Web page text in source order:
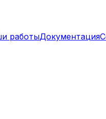
работыДокументация